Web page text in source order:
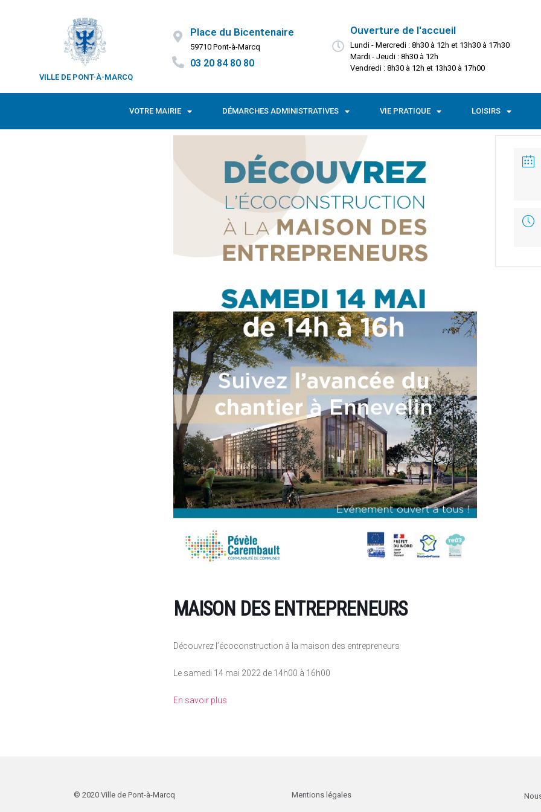
VILLE DE PONT-À-MARCQ
Place du Bicentenaire
59710 Pont-à-Marcq
03 20 84 80 80
Ouverture de l'accueil
Lundi - Mercredi : 8h30 à 12h et 13h30 à 17h30
Mardi - Jeudi : 8h30 à 12h
Vendredi : 8h30 à 12h et 13h30 à 17h00
VOTRE MAIRIE DÉMARCHES ADMINISTRATIVES VIE PRATIQUE LOISIRS
MAISON DES ENTREPRENEURS
Découvrez l’écoconstruction à la maison des entrepreneurs
Le samedi 14 mai 2022 de 14h00 à 16h00
En savoir plus
© 2020 Ville de Pont-à-Marcq Mentions légales